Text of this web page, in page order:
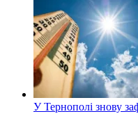
У Тернополі знову